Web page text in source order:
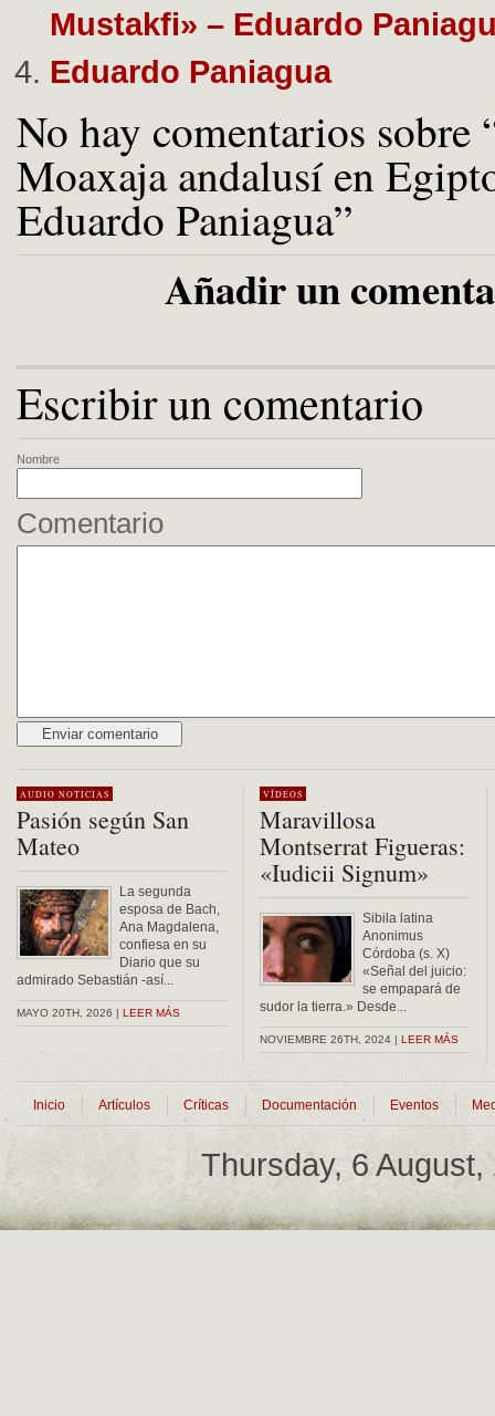
Mustakfi» – Eduardo
Eduardo Paniagua
No hay comentarios sobre
Moaxaja andalusí en
Eduardo Paniagua”
Añadir un
Escribir un comentario
Nombre
Comentario
AUDIO NOTICIAS
Pasión según San
Mateo
La segunda
esposa de Bach,
Ana Magdalena,
confiesa en su
Diario que su
admirado Sebastián -así...
MAYO 20TH, 2026 | LEER MÁS
VÍDEOS
Maravillosa
Montserrat Figueras:
«Iudicii Signum»
Sibila latina
Anonimus
Córdoba (s. X)
«Señal del juicio:
se empapará de
sudor la tierra.» Desde...
NOVIEMBRE 26TH, 2024 | LEER MÁS
Inicio Artículos Críticas Documentación Eventos
Thursday, 6